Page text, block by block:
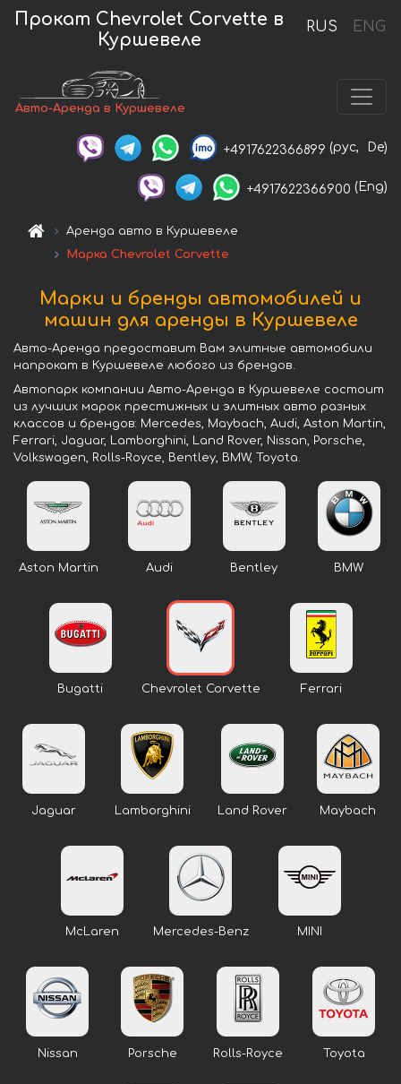
RUS ENG
Прокат Chevrolet Corvette в
Куршевеле
Авто-Аренда в Куршевеле
+4917622366899 (рус, De)
+4917622366900 (Eng)
Аренда авто в Куршевеле
Марка Chevrolet Corvette
Марки и бренды автомобилей и
машин для аренды в Куршевеле
Авто-Аренда предоставит Вам элитные автомобили
напрокат в Куршевеле любого из брендов.
Автопарк компании Авто-Аренда в Куршевеле состоит
из лучших марок престижных и элитных авто разных
классов и брендов: Mercedes, Maybach, Audi, Aston Martin,
Ferrari, Jaguar, Lamborghini, Land Rover, Nissan, Porsche,
Volkswagen, Rolls-Royce, Bentley, BMW, Toyota.
Aston Martin Audi Bentley BMW
Bugatti Chevrolet Corvette Ferrari
Jaguar Lamborghini Land Rover Maybach
McLaren Mercedes-Benz MINI
Nissan Porsche Rolls-Royce Toyota